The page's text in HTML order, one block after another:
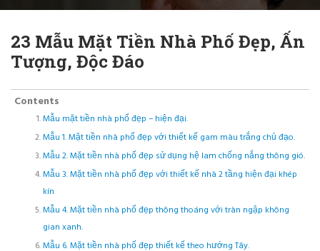
23 Mẫu Mặt Tiền Nhà Phố Đẹp, Ấn
Tượng, Độc Đáo
Contents
Mẫu mặt tiền nhà phố đẹp – hiện đại.
Mẫu 1. Mặt tiền nhà phố đẹp với thiết kế gam màu trắng chủ đạo.
Mẫu 2. Mặt tiền nhà phố đẹp sử dụng hệ lam chống nắng thông gió.
Mẫu 3. Mặt tiền nhà phố đẹp với thiết kế nhà 2 tầng hiện đại khép
kín
Mẫu 4. Mặt tiền nhà phố đẹp thông thoáng với tràn ngập không
gian xanh.
Mẫu 6. Mặt tiền nhà phố đẹp thiết kế theo hướng Tây.